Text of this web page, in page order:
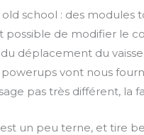
old school : des
possible de modifier le
déplacement du
powerups vont nous
pas très différent, la
un peu terne, et tire